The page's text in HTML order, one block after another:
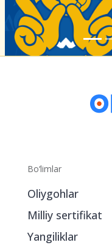
Bo‘limlar
Oliygohlar
Milliy sertifikat
Yangiliklar